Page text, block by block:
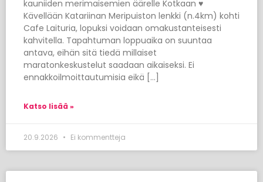
kauniiden merimaisemien äärelle Kotkaan ♥
Kävellään Katariinan Meripuiston lenkki (n.4km) kohti
Cafe Laituria, lopuksi voidaan omakustanteisesti
kahvitella. Tapahtuman loppuaika on suuntaa
antava, eihän sitä tiedä millaiset
maratonkeskustelut saadaan aikaiseksi. Ei
ennakkoilmoittautumisia eikä […]
Katso lisää »
20.9.2026 Ei kommentteja